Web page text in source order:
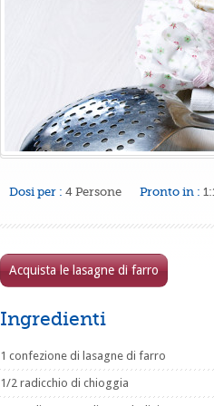
Dosi per : 4 Persone Pronto in :
Acquista le lasagne di farro
Ingredienti
1 confezione di lasagne di farro
1/2 radicchio di chioggia